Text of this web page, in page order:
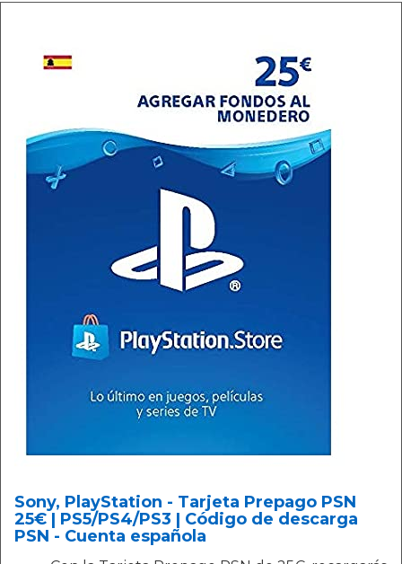
Sony, PlayStation - Tarjeta Prepago PSN
25€ | PS5/PS4/PS3 | Código de descarga
PSN - Cuenta española